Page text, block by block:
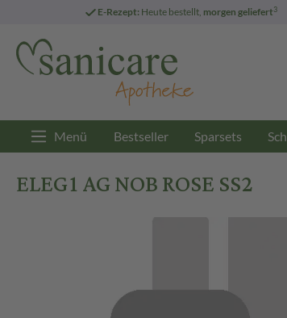
E-Rezept: Heute bestellt, morgen geliefert3
Menü Bestseller Sparsets
ELEG1 AG NOB ROSE SS2